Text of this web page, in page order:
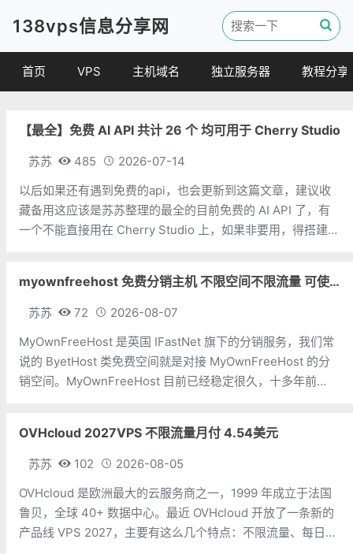
138vps信息分享网
首页 VPS
便宜VPS
VPS评测
主机域名
虚拟主机
独立服务器 教程分享
建站教程
其他教程
【最全】免费 AI API 共计 26 个 均可用于 Cherry Studio
苏苏 485
2026-07-14
以后如果还有遇到免费的api，也会更新到这篇文章，建议收
藏备用这应该是苏苏整理的最全的目前免费的 AI API 了，有
一个不能直接用在 Cherry Studio 上，如果非要用，得搭建中
了。免
myownfreehost 免费分销主机 不限空间不限流量 可使用免费域名申请
苏苏 72
2026-08-07
MyOwnFreeHost 是英国 IFastNet 旗下的分销服务，我们常
说的 ByetHost 类免费空间就是对接 MyOwnFreeHost 的分
销空间。MyOwnFreeHost 目前已经稳定很久，十多年前
OVHcloud 2027VPS 不限流量月付 4.54美元
苏苏 102
2026-08-05
OVHcloud 是欧洲最大的云服务商之一，1999 年成立于法国
鲁贝，全球 40+ 数据中心。最近 OVHcloud 开放了一条新的
产品线 VPS 2027，主要有这么几个特点：不限流量、每日自